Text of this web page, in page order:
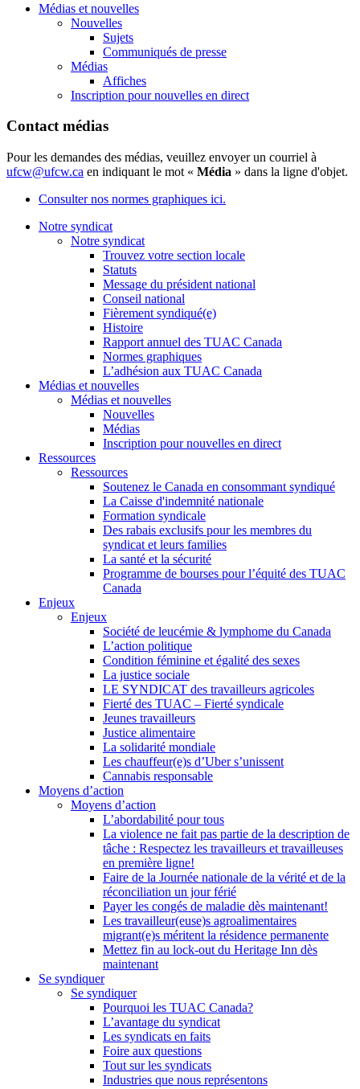
Médias et nouvelles
Nouvelles
Sujets
Communiqués de presse
Médias
Affiches
Inscription pour nouvelles en direct
Contact médias
Pour les demandes des médias, veuillez envoyer un courriel à
ufcw@ufcw.ca en indiquant le mot « Média » dans la ligne d'objet.
Consulter nos normes graphiques ici.
Notre syndicat
Notre syndicat
Trouvez votre section locale
Statuts
Message du président national
Conseil national
Fièrement syndiqué(e)
Histoire
Rapport annuel des TUAC Canada
Normes graphiques
L’adhésion aux TUAC Canada
Médias et nouvelles
Médias et nouvelles
Nouvelles
Médias
Inscription pour nouvelles en direct
Ressources
Ressources
Soutenez le Canada en consommant syndiqué
La Caisse d'indemnité nationale
Formation syndicale
Des rabais exclusifs pour les membres du
syndicat et leurs families
La santé et la sécurité
Programme de bourses pour l’équité des TUAC
Canada
Enjeux
Enjeux
Société de leucémie & lymphome du Canada
L’action politique
Condition féminine et égalité des sexes
La justice sociale
LE SYNDICAT des travailleurs agricoles
Fierté des TUAC – Fierté syndicale
Jeunes travailleurs
Justice alimentaire
La solidarité mondiale
Les chauffeur(e)s d’Uber s’unissent
Cannabis responsable
Moyens d’action
Moyens d’action
L’abordabilité pour tous
La violence ne fait pas partie de la description de
tâche : Respectez les travailleurs et travailleuses
en première ligne!
Faire de la Journée nationale de la vérité et de la
réconciliation un jour férié
Payer les congés de maladie dès maintenant!
Les travailleur(euse)s agroalimentaires
migrant(e)s méritent la résidence permanente
Mettez fin au lock-out du Heritage Inn dès
maintenant
Se syndiquer
Se syndiquer
Pourquoi les TUAC Canada?
L’avantage du syndicat
Les syndicats en faits
Foire aux questions
Tout sur les syndicats
Industries que nous représentons